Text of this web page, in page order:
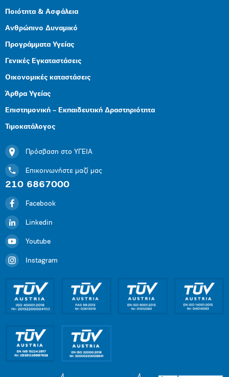
Ποιότητα & Ασφάλεια
Ανθρώπινο Δυναμικό
Προγράμματα Υγείας
Γενικές Εγκαταστάσεις
Οικονομικές καταστάσεις
Άρθρα Υγείας
Επιστημονική – Εκπαιδευτική Δραστηριότητα
Τιμοκατάλογος
Πρόσβαση στο ΥΓΕΙΑ
Επικοινωνήστε μαζί μας
210 6867000
Facebook
Linkedin
Youtube
Instagram